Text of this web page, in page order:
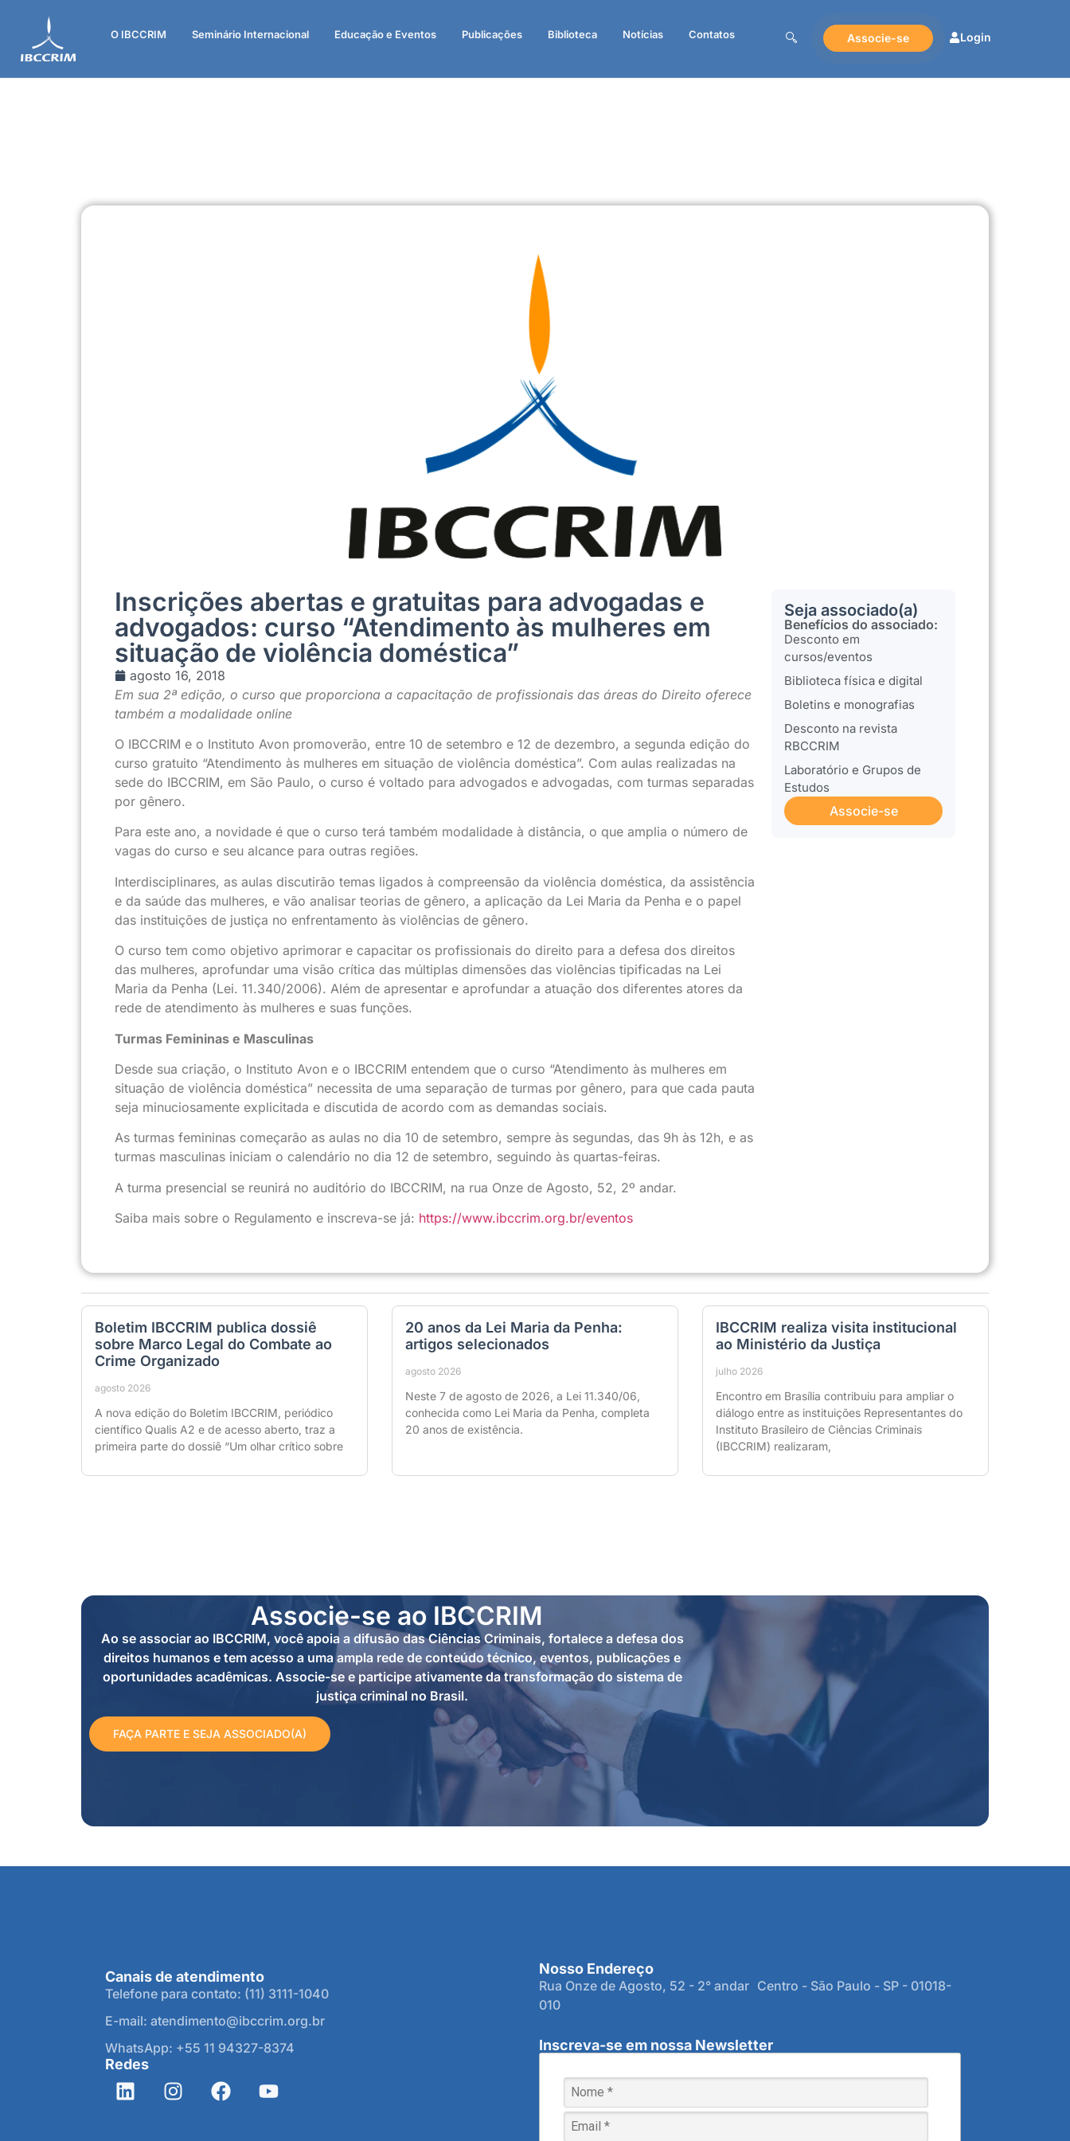
O IBCCRIM Seminário Internacional Educação e Eventos Publicações Biblioteca Notícias Contatos Associe-se Login
Inscrições abertas e gratuitas para advogadas e
advogados: curso “Atendimento às mulheres em
situação de violência doméstica”
agosto 16, 2018
Em sua 2ª edição, o curso que proporciona a capacitação de profissionais das áreas do Direito oferece
também a modalidade online
O IBCCRIM e o Instituto Avon promoverão, entre 10 de setembro e 12 de dezembro, a segunda edição do
curso gratuito “Atendimento às mulheres em situação de violência doméstica”. Com aulas realizadas na
sede do IBCCRIM, em São Paulo, o curso é voltado para advogados e advogadas, com turmas separadas
por gênero.
Para este ano, a novidade é que o curso terá também modalidade à distância, o que amplia o número de
vagas do curso e seu alcance para outras regiões.
Interdisciplinares, as aulas discutirão temas ligados à compreensão da violência doméstica, da assistência
e da saúde das mulheres, e vão analisar teorias de gênero, a aplicação da Lei Maria da Penha e o papel
das instituições de justiça no enfrentamento às violências de gênero.
O curso tem como objetivo aprimorar e capacitar os profissionais do direito para a defesa dos direitos
das mulheres, aprofundar uma visão crítica das múltiplas dimensões das violências tipificadas na Lei
Maria da Penha (Lei. 11.340/2006). Além de apresentar e aprofundar a atuação dos diferentes atores da
rede de atendimento às mulheres e suas funções.
Turmas Femininas e Masculinas
Desde sua criação, o Instituto Avon e o IBCCRIM entendem que o curso “Atendimento às mulheres em
situação de violência doméstica” necessita de uma separação de turmas por gênero, para que cada pauta
seja minuciosamente explicitada e discutida de acordo com as demandas sociais.
As turmas femininas começarão as aulas no dia 10 de setembro, sempre às segundas, das 9h às 12h, e as
turmas masculinas iniciam o calendário no dia 12 de setembro, seguindo às quartas-feiras.
A turma presencial se reunirá no auditório do IBCCRIM, na rua Onze de Agosto, 52, 2º andar.
Saiba mais sobre o Regulamento e inscreva-se já: https://www.ibccrim.org.br/eventos
Seja associado(a)
Benefícios do associado:
Desconto em
cursos/eventos
Biblioteca física e digital
Boletins e monografias
Desconto na revista
RBCCRIM
Laboratório e Grupos de
Estudos
Associe-se
Boletim IBCCRIM publica dossiê
sobre Marco Legal do Combate ao
Crime Organizado
agosto 2026
A nova edição do Boletim IBCCRIM, periódico
científico Qualis A2 e de acesso aberto, traz a
primeira parte do dossiê “Um olhar crítico sobre
20 anos da Lei Maria da Penha:
artigos selecionados
agosto 2026
Neste 7 de agosto de 2026, a Lei 11.340/06,
conhecida como Lei Maria da Penha, completa
20 anos de existência.
IBCCRIM realiza visita institucional
ao Ministério da Justiça
julho 2026
Encontro em Brasília contribuiu para ampliar o
diálogo entre as instituições Representantes do
Instituto Brasileiro de Ciências Criminais
(IBCCRIM) realizaram,
Associe-se ao IBCCRIM
Ao se associar ao IBCCRIM, você apoia a difusão das Ciências Criminais, fortalece a defesa dos
direitos humanos e tem acesso a uma ampla rede de conteúdo técnico, eventos, publicações e
oportunidades acadêmicas. Associe-se e participe ativamente da transformação do sistema de
justiça criminal no Brasil.
FAÇA PARTE E SEJA ASSOCIADO(A)
Canais de atendimento
Telefone para contato: (11) 3111-1040
E-mail: atendimento@ibccrim.org.br
WhatsApp: +55 11 94327-8374
Redes
Nosso Endereço
Rua Onze de Agosto, 52 - 2° andar Centro - São Paulo - SP - 01018-
010
Inscreva-se em nossa Newsletter